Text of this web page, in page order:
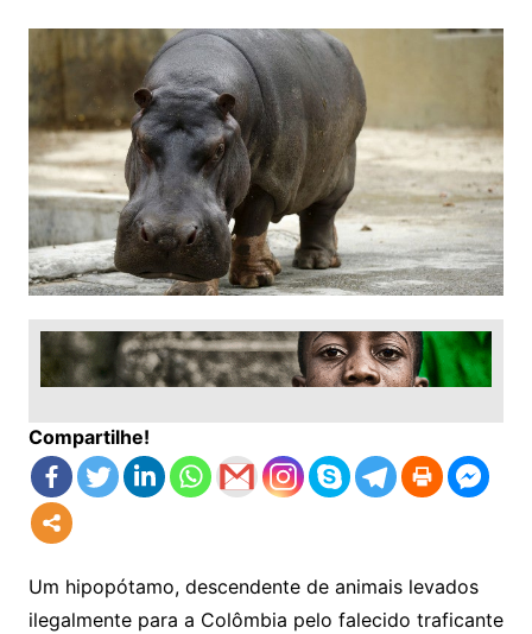
Compartilhe!
Um hipopótamo, descendente de animais levados
ilegalmente para a Colômbia pelo falecido traficante